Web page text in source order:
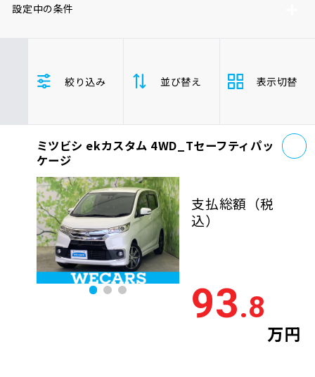
品質管理とサポート体制
お問い合わせ
企業情報 採用情報
0120-733-500
設定中の条件
絞り込み
並び替え
支払総
安い順 高
年式 新しい順
走行距
離
少ない順
排気量 大きい順
少な
表示切替
ミツビシ ekカスタム 4WD_Tセーフティパッ
ケージ
支払総額 （税
込）
93.8
万円